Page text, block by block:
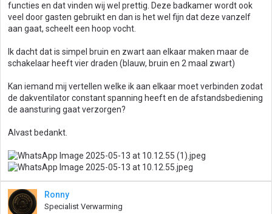
functies en dat vinden wij wel prettig. Deze badkamer wordt ook
veel door gasten gebruikt en dan is het wel fijn dat deze vanzelf
aan gaat, scheelt een hoop vocht.
Ik dacht dat is simpel bruin en zwart aan elkaar maken maar de
schakelaar heeft vier draden (blauw, bruin en 2 maal zwart)
Kan iemand mij vertellen welke ik aan elkaar moet verbinden zodat
de dakventilator constant spanning heeft en de afstandsbediening
de aansturing gaat verzorgen?
Alvast bedankt.
Ronny
Specialist Verwarming